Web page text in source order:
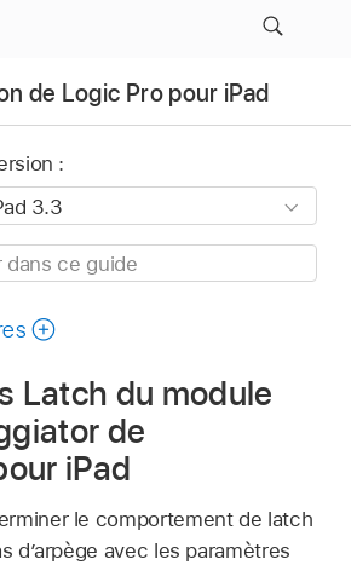
de Logic Pro pour iPad
:
Latch du module
de
iPad
le comportement de latch
d’arpège avec les paramètres